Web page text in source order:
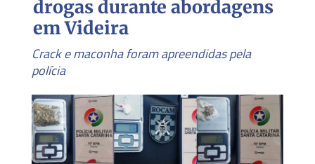
drogas durante abordagens
em Videira
Crack e maconha foram apreendidas pela
polícia